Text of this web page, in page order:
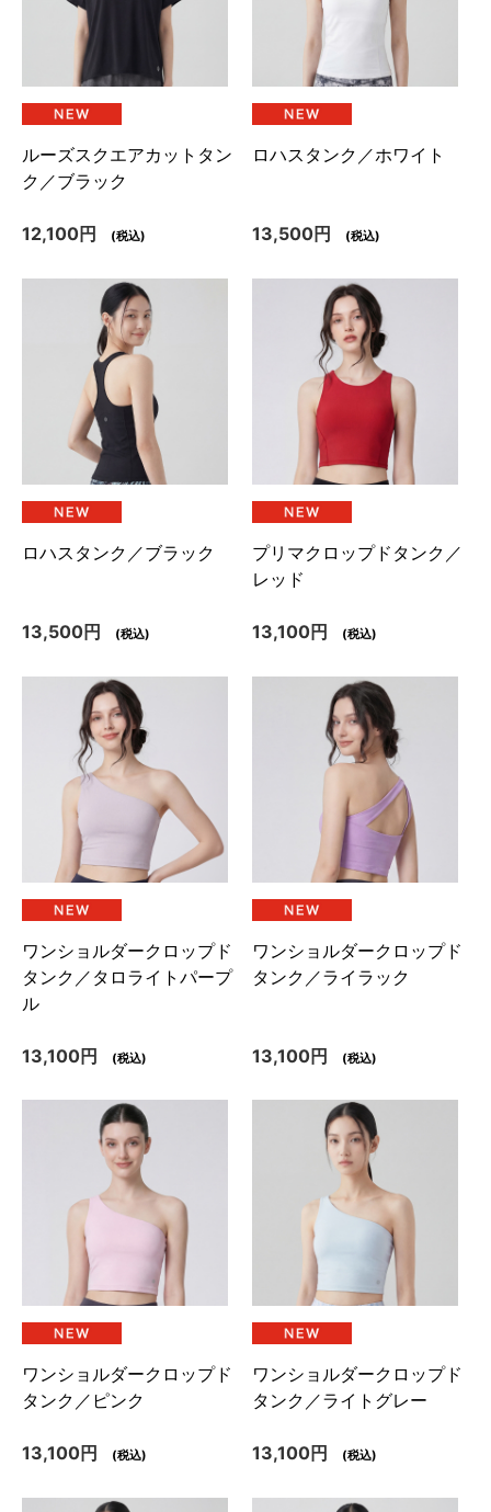
ルーズスクエアカットタン
ク／ブラック
12,100円 (税込)
ロハスタンク／ホワイト
13,500円 (税込)
ロハスタンク／ブラック
13,500円 (税込)
プリマクロップドタンク／
レッド
13,100円 (税込)
ワンショルダークロップド
タンク／タロライトパープ
ル
13,100円 (税込)
ワンショルダークロップド
タンク／ライラック
13,100円 (税込)
ワンショルダークロップド
タンク／ピンク
13,100円 (税込)
ワンショルダークロップド
タンク／ライトグレー
13,100円 (税込)